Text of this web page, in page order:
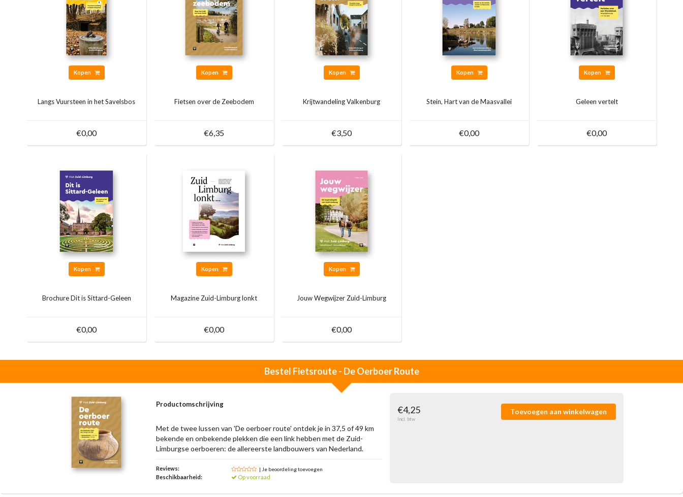
Kopen
Langs Vuursteen in het Savelsbos
€0,00
Kopen
Fietsen over de Zeebodem
€6,35
Kopen
Krijtwandeling Valkenburg
€3,50
Kopen
Stein, Hart van de Maasvallei
€0,00
Kopen
Geleen vertelt
€0,00
Kopen
Brochure Dit is Sittard-Geleen
€0,00
Kopen
Magazine Zuid-Limburg lonkt
€0,00
Kopen
Jouw Wegwijzer Zuid-Limburg
€0,00
Bestel Fietsroute - De Oerboer Route
Productomschrijving
Met de twee lussen van 'De oerboer route' ontdek je in 37,5 of 49 km
bekende en onbekende plekken die een link hebben met de Zuid-
Limburgse oerboeren: de allereerste landbouwers van Nederland.
Reviews: | Je beoordeling toevoegen
Beschikbaarheid: Op voorraad
€4,25
Incl. btw